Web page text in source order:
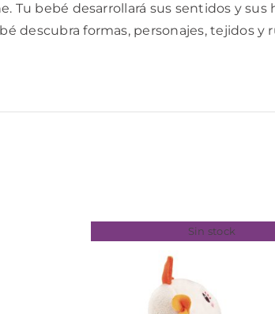
Tu bebé desarrollará sus sentidos y
descubra formas, personajes, tejidos y
Sin stock